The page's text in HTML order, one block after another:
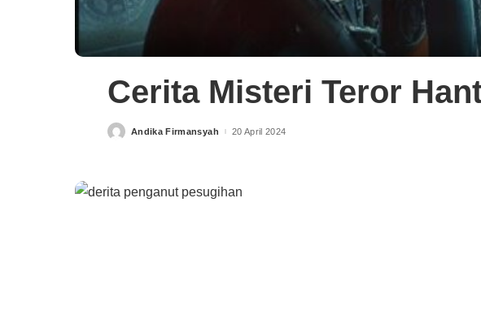
Cerita Misteri Teror
PostedAndika Firmansyah 20 April 2024